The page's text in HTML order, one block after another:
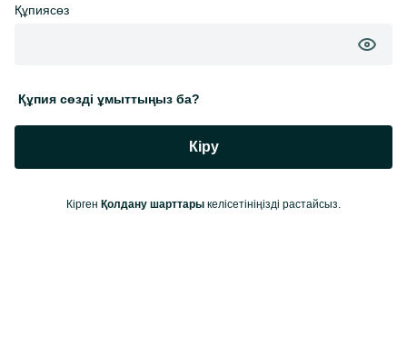
Құпиясөз
Құпия сөзді ұмыттыңыз ба?
Кіру
Кірген Қолдану шарттары келісетініңізді растайсыз.